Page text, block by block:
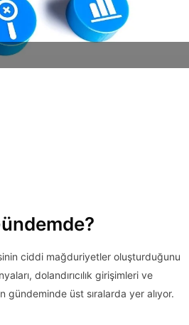
ciddi mağduriyetler oluşturduğunu
dolandırıcılık girişimleri ve
gündeminde üst sıralarda yer alıyor.